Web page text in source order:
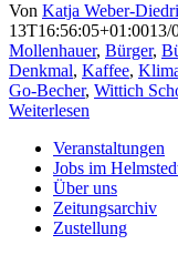
Von Katja Weber-
13T16:56:05+01:0013/
Mollenhauer, Bürger,
Denkmal, Kaffee,
Go-Becher, Wittich
Weiterlesen
Veranstaltungen
Jobs im
Über uns
Zeitungsarchiv
Zustellung